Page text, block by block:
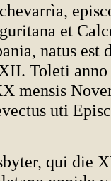
et
natus est
Toleti
mensis
uti
qui die